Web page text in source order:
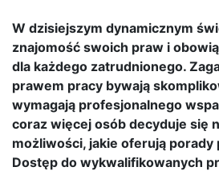
W dzisiejszym dynamicznym
znajomość swoich praw i
dla każdego zatrudnionego.
prawem pracy bywają
wymagają profesjonalnego
coraz więcej osób decyduje się
możliwości, jakie oferują porady
Dostęp do wykwalifikowanych